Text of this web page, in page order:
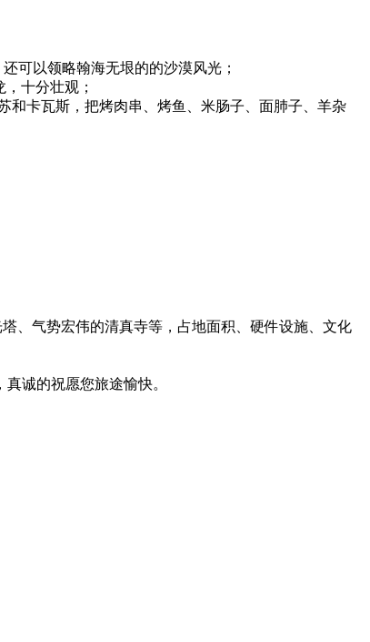
可以领略翰海无垠的的沙漠风光；
十分壮观；
和卡瓦斯，把烤肉串、烤鱼、米肠子、面肺子、羊杂
、气势宏伟的清真寺等，占地面积、硬件设施、文化
诚的祝愿您旅途愉快。